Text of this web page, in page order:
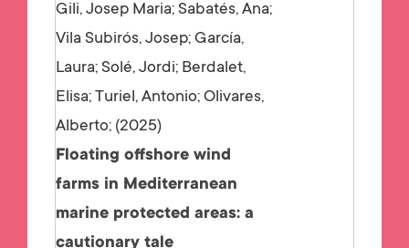
Gili, Josep Maria; Sabatés, Ana;
Vila Subirós, Josep; García,
Laura; Solé, Jordi; Berdalet,
Elisa; Turiel, Antonio; Olivares,
Alberto; 2025
Floating offshore wind
farms in Mediterranean
marine protected areas: a
cautionary tale